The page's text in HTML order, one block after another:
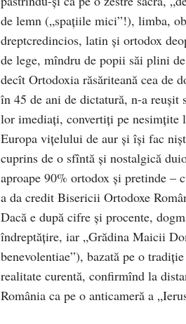
de lemn („spațiile mici”!), limba,
dreptcredincios, latin şi ortodox
de lege, mîndru de popii săi plini
decît Ortodoxia răsăriteană cea de
în 45 de ani de dictatură, n-a
lor imediați, convertiţi pe nesimţite
Europa viţelului de aur şi îşi fac
cuprins de o sfîntă şi nostalgică
aproape 90% ortodox şi pretinde –
a da credit Bisericii Ortodoxe
Dacă e după cifre şi procente,
îndreptăţire, iar „Grădina Maicii
benevolentiae”), bazată pe o
realitate curentă, confirmînd la
România ca pe o anticameră a